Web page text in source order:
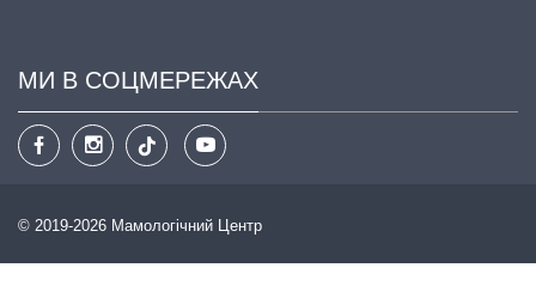
МИ В СОЦМЕРЕЖАХ
© 2019-2026 Мамологічний Центр